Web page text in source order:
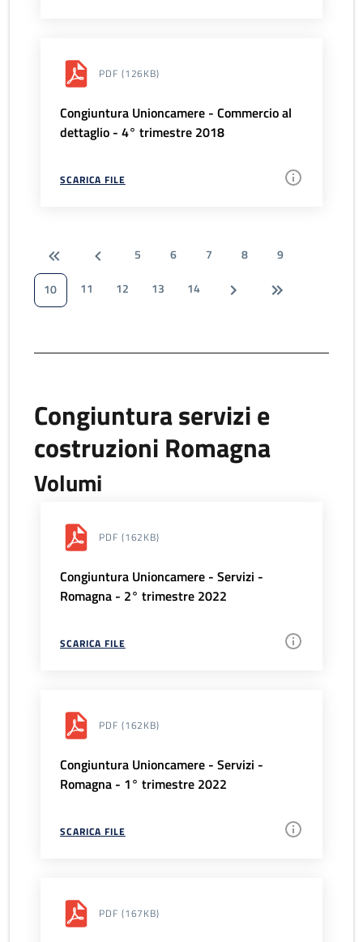
PDF (126KB)
Congiuntura Unioncamere - Commercio al
dettaglio - 4° trimestre 2018
SCARICA FILE
5 6 7 8
9
10
11 12 13 14
Congiuntura servizi e
costruzioni Romagna
Volumi
PDF (162KB)
Congiuntura Unioncamere - Servizi -
Romagna - 2° trimestre 2022
SCARICA FILE
PDF (162KB)
Congiuntura Unioncamere - Servizi -
Romagna - 1° trimestre 2022
SCARICA FILE
PDF (167KB)